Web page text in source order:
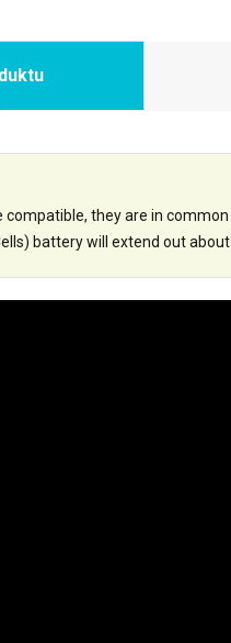
compatible, they are in common
battery will extend out